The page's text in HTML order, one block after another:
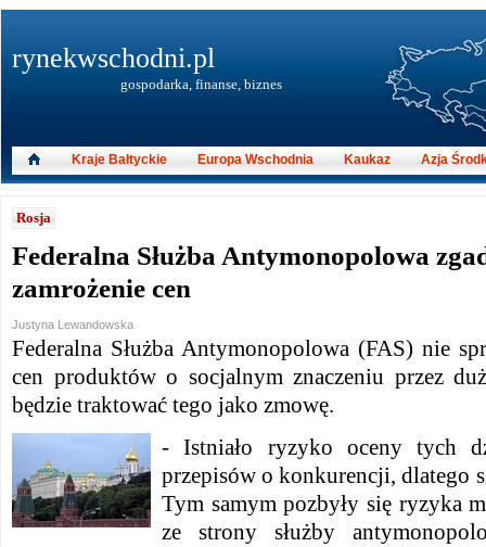
Rosja
Federalna Służba Antymonopolowa
zamrożenie cen
Justyna Lewandowska
Federalna Służba Antymonopolowa (FAS) nie
cen produktów o socjalnym znaczeniu przez
będzie traktować tego jako zmowę.
- Istniało ryzyko oceny tych
przepisów o konkurencji, dlatego
Tym samym pozbyły się ryzyka
ze strony służby
rynekwschodni.pl
gospodarka, finanse, biznes
Kraje Bałtyckie Europa Wschodnia Kaukaz Azja